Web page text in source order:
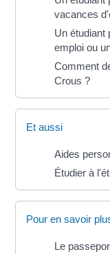
vacances
Un étudiant
emploi ou
Comment
Crous ?
Et aussi
Aides
Étudier à
Pour en savoir
Le